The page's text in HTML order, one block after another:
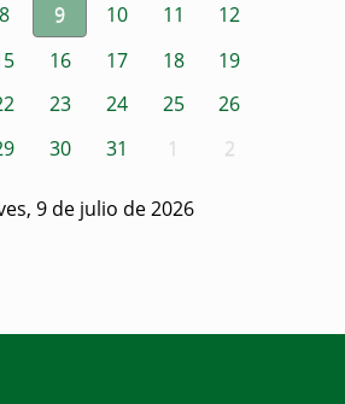
8 9 10 11
12
16 17 18
19
23 24 25
26
30 31 1 2
9 de julio de 2026